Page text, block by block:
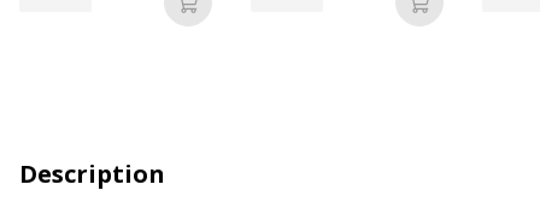
Ajouter au panier Ajouter au
Description